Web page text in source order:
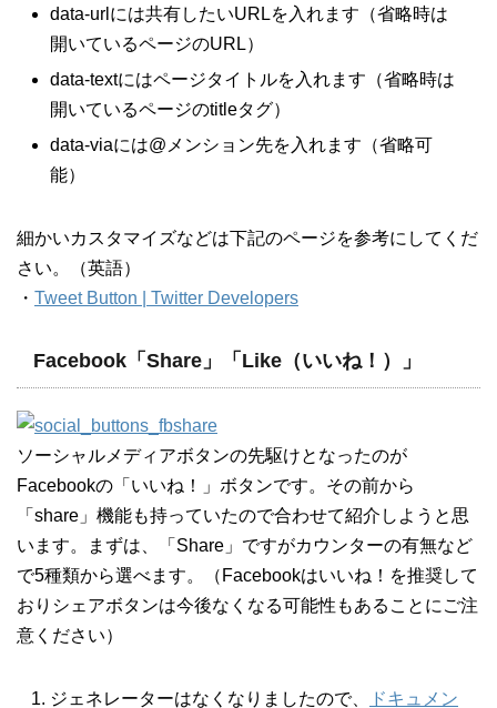
data-urlには共有したいURLを入れます（省略時は
開いているページのURL）
data-textにはページタイトルを入れます（省略時は
開いているページのtitleタグ）
data-viaには@メンション先を入れます（省略可
能）
細かいカスタマイズなどは下記のページを参考にしてくだ
さい。（英語）
・ Tweet Button | Twitter Developers
Facebook「Share」「Like（いいね！）」
ソーシャルメディアボタンの先駆けとなったのが
Facebookの「いいね！」ボタンです。その前から
「share」機能も持っていたので合わせて紹介しようと思
います。まずは、「Share」ですがカウンターの有無など
で5種類から選べます。（Facebookはいいね！を推奨して
おりシェアボタンは今後なくなる可能性もあることにご注
意ください）
ジェネレーターはなくなりましたので、
ドキュメン